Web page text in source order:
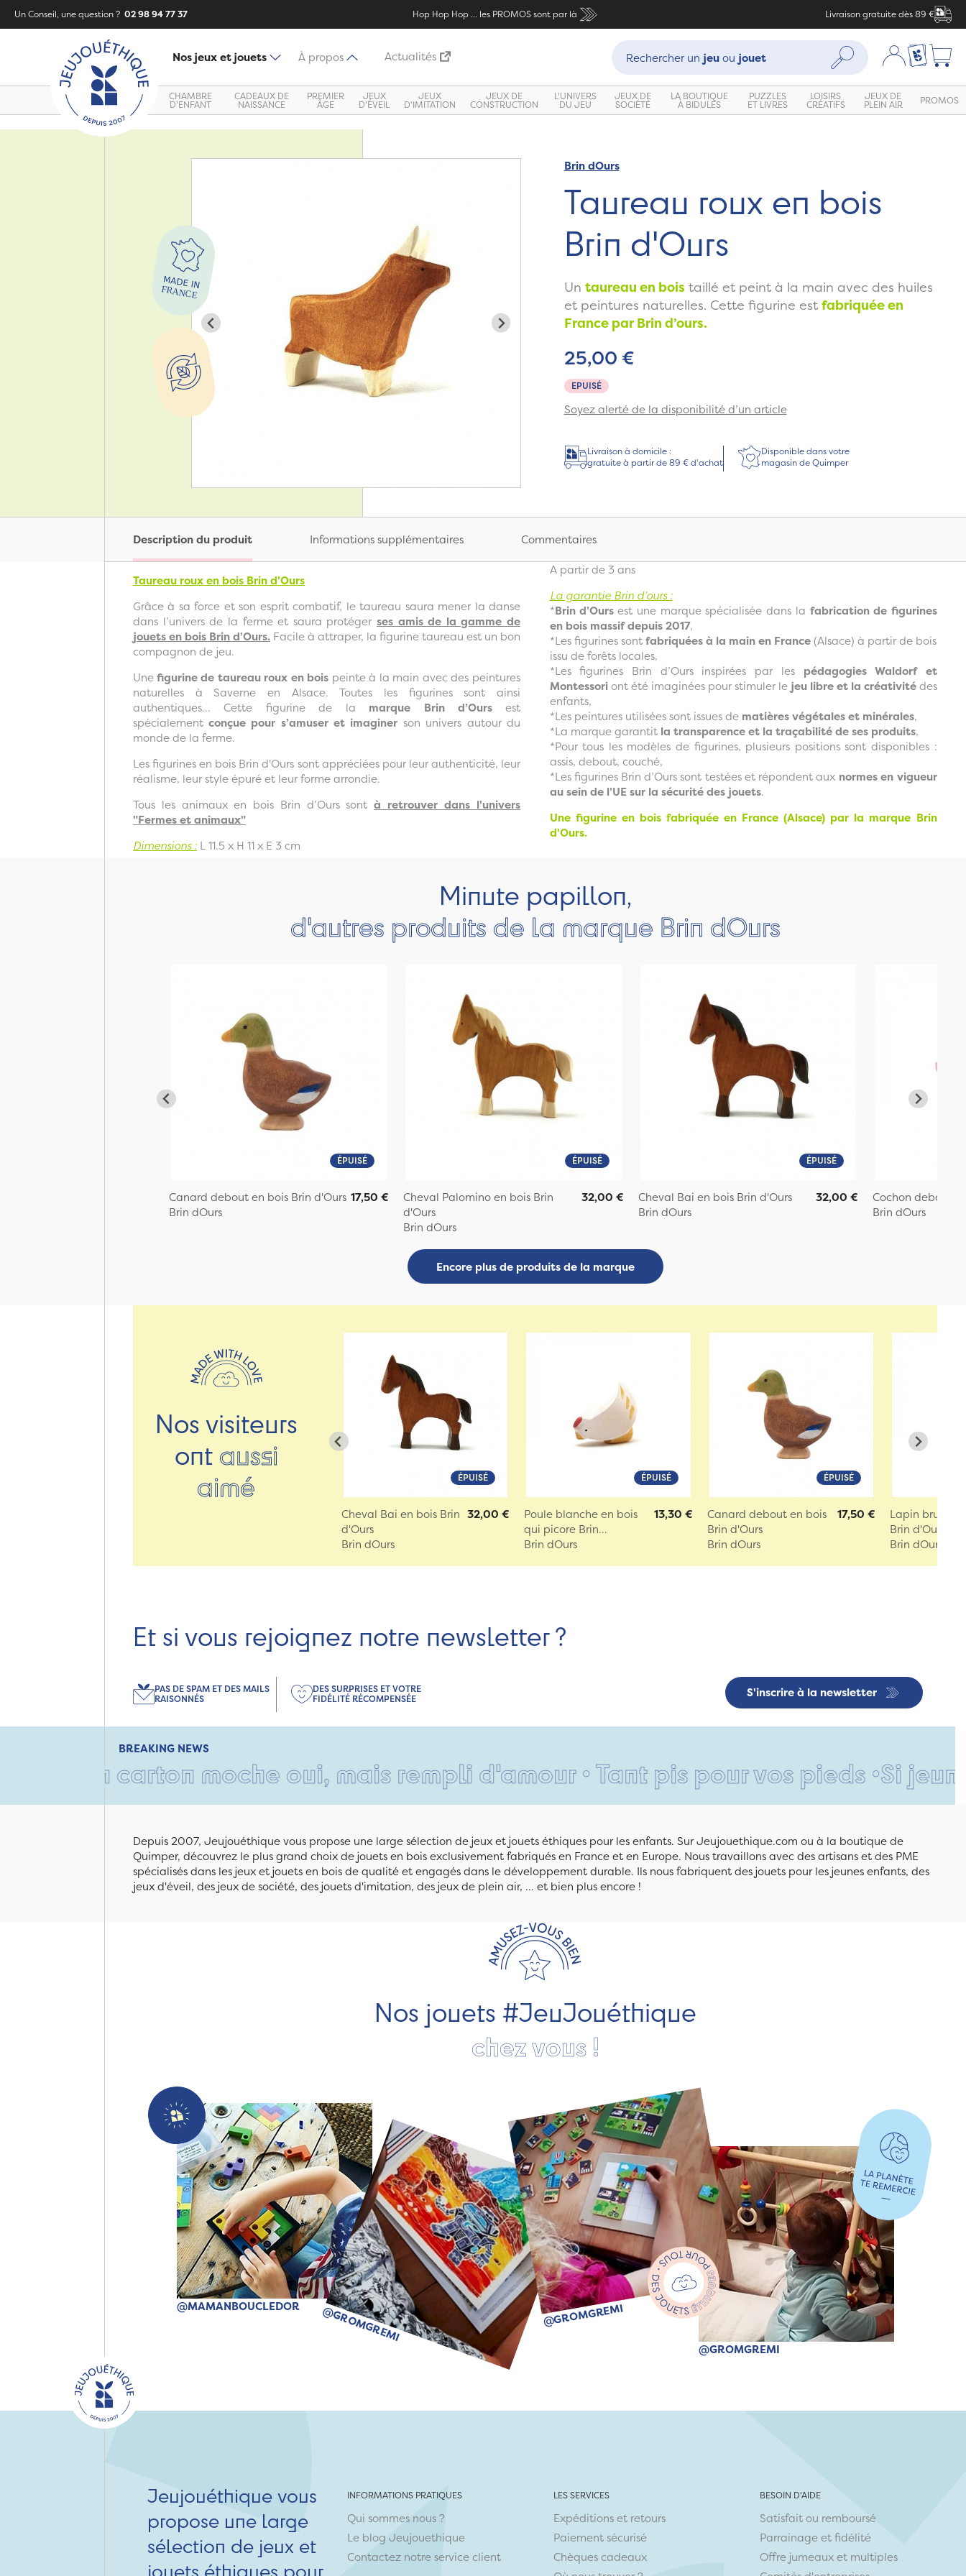
Un Conseil, une question ? 02 98 94 77 37 Hop Hop Hop ... les PROMOS sont par là Livraison gratuite dès 89 €
Nos jeux et jouets À propos Actualités
Recherche :
Rechercher un jeuou jouet Rechercher Mon compte
Ma liste
CHAMBRE
D'ENFANT
CADEAUX DE
NAISSANCE
PREMIER
ÂGE
JEUX
D'ÉVEIL
JEUX
D'IMITATION
JEUX DE
CONSTRUCTION
L'UNIVERS
DU JEU
JEUX DE
SOCIÉTÉ
LA BOUTIQUE
À BIDULES
PUZZLES
ET LIVRES
LOISIRS
CRÉATIFS
JEUX DE
PLEIN AIR PROMOS
Brin dOurs
Taureau roux en bois
Brin d'Ours
Un taureau en bois taillé et peint à la main avec des huiles
et peintures naturelles. Cette figurine est fabriquée en
France par Brin d’ours.
EPUISÉ
25,00 €
Soyez alerté de la disponibilité d’un article
Livraison à domicile :
gratuite à partir de 89 € d'achat
Disponible dans votre
magasin de Quimper
Description du produit Informations supplémentaires Commentaires
Taureau roux en bois Brin d'Ours
Grâce à sa force et son esprit combatif, le taureau saura mener la danse
dans l’univers de la ferme et saura protéger ses amis de la gamme de
jouets en bois Brin d’Ours. Facile à attraper, la figurine taureau est un bon
compagnon de jeu.
Unefigurine de taureau roux en bois peinte à la main avec des peintures
naturelles à Saverne en Alsace. Toutes les figurines sont ainsi
authentiques... Cette figurine de la marque Brin d’Ours est
spécialement conçue pour s’amuser et imaginer son univers autour du
monde de la ferme.
Les figurines en bois Brin d'Ours sont appréciées pour leur authenticité, leur
réalisme, leur style épuré et leur forme arrondie.
Tous les animaux en bois Brin d’Ours sont à retrouver dans l'univers
"Fermes et animaux"
Dimensions : L 11.5 x H 11 x E 3 cm
A partir de 3 ans
La garantie Brin d’ours :
*Brin d’Oursest une marque spécialisée dans la fabrication de figurines
en bois massif depuis 2017,
*Les figurines sontfabriquées à la main en France(Alsace) à partir de bois
issu de forêts locales,
*Les figurines Brin d’Ours inspirées par les pédagogies Waldorf et
Montessoriont été imaginées pour stimuler le jeu libre et la créativitédes
enfants,
*Les peintures utilisées sont issues de matières végétales et minérales,
*La marque garantit la transparence et la traçabilité de ses produits,
*Pour tous les modèles de figurines, plusieurs positions sont disponibles :
assis, debout, couché,
*Les figurines Brin d’Ours sont testées et répondent aux normes en vigueur
au sein de l’UE sur la sécurité des jouets.
Une figurine en bois fabriquée en France (Alsace) par la marque Brin
d'Ours.
Minute papillon,
d'autres produits de la marque Brin dOurs
ÉPUISÉ
Canard debout en bois Brin d'Ours
Brin dOurs
17,50 €
ÉPUISÉ
Cheval Palomino en bois Brin
d'Ours
Brin dOurs
32,00 €
ÉPUISÉ
Cheval Bai en bois Brin d'Ours
Brin dOurs
32,00 €
Cochon debout
Brin dOurs
Encore plus de produits de la marque
Nos visiteurs
ont aussi
aimé
ÉPUISÉ
Cheval Bai en bois Brin
d'Ours
Brin dOurs
32,00 €
ÉPUISÉ
Poule blanche en bois
qui picore Brin...
Brin dOurs
13,30 €
ÉPUISÉ
Canard debout en bois
Brin d'Ours
Brin dOurs
17,50 €
Lapin brun
Brin d'Ours
Brin dOurs
Et si vous rejoignez notre newsletter ?
S'inscrire à la newsletter
PAS DE SPAM ET DES MAILS
RAISONNÉS
DES SURPRISES ET VOTRE
FIDÉLITÉ RÉCOMPENSÉE
BREAKING NEWS
carton moche oui, mais rempli d'amour • Tant pis pour vos pieds •Si jeune et
Depuis 2007, Jeujouéthique vous propose une large sélection de jeux et jouets éthiques pour les enfants. Sur Jeujouethique.com ou à la boutique de
Quimper, découvrez le plus grand choix de jouets en bois exclusivement fabriqués en France et en Europe. Nous travaillons avec des artisans et des PME
spécialisés dans les jeux et jouets en bois de qualité et engagés dans le développement durable. Ils nous fabriquent des jouets pour les jeunes enfants, des
jeux d'éveil, des jeux de société, des jouets d'imitation, des jeux de plein air, ... et bien plus encore !
Nos jouets #JeuJouéthique
chez vous !
@MAMANBOUCLEDOR @GROMGREMI @GROMGREMI
@GROMGREMI
Jeujouéthique vous
propose une large
sélection de jeux et
jouets éthiques pour
INFORMATIONS PRATIQUES
Qui sommes nous ?
Le blog Jeujouethique
Contactez notre service client
LES SERVICES
Expéditions et retours
Paiement sécurisé
Chèques cadeaux
BESOIN D'AIDE
Satisfait ou remboursé
Parrainage et fidélité
Offre jumeaux et multiples